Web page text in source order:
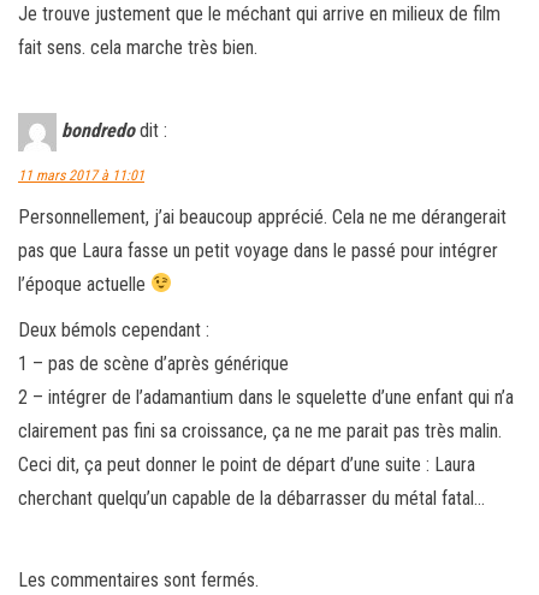
Je trouve justement que le méchant qui arrive en milieux de film
fait sens. cela marche très bien.
bondredo dit :
11 mars 2017 à 11:01
Personnellement, j’ai beaucoup apprécié. Cela ne me dérangerait
pas que Laura fasse un petit voyage dans le passé pour intégrer
l’époque actuelle
Deux bémols cependant :
1 – pas de scène d’après générique
2 – intégrer de l’adamantium dans le squelette d’une enfant qui n’a
clairement pas fini sa croissance, ça ne me parait pas très malin.
Ceci dit, ça peut donner le point de départ d’une suite : Laura
cherchant quelqu’un capable de la débarrasser du métal fatal…
Les commentaires sont fermés.